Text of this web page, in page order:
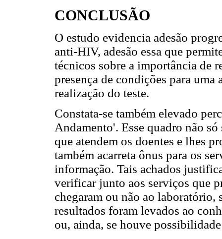
CONCLUSÃO
O estudo evidencia adesão
anti-HIV, adesão essa que
técnicos sobre a importância de
presença de condições para uma
realização do teste.
Constata-se também elevado
Andamento'. Esse quadro não
que atendem os doentes e lhes
também acarreta ônus para os
informação. Tais achados
verificar junto aos serviços que
chegaram ou não ao laboratório,
resultados foram levados ao
ou, ainda, se houve